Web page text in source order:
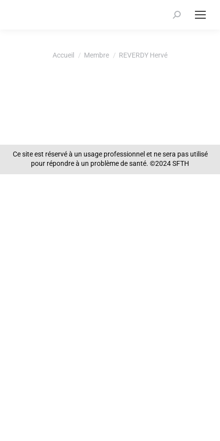
Recherche
Accueil Membre REVERDY Hervé
Ce site est réservé à un usage professionnel et ne sera pas utilisé
pour répondre à un problème de santé. ©2024 SFTH